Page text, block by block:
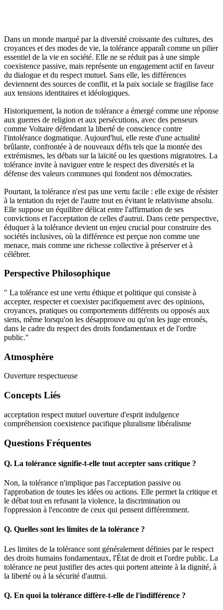
Dans un monde marqué par la diversité croissante des cultures, des
croyances et des modes de vie, la tolérance apparaît comme un pilier
essentiel de la vie en société. Elle ne se réduit pas à une simple
coexistence passive, mais représente un engagement actif en faveur
du dialogue et du respect mutuel. Sans elle, les différences
deviennent des sources de conflit, et la paix sociale se fragilise face
aux tensions identitaires et idéologiques.
Historiquement, la notion de tolérance a émergé comme une réponse
aux guerres de religion et aux persécutions, avec des penseurs
comme Voltaire défendant la liberté de conscience contre
l'intolérance dogmatique. Aujourd'hui, elle reste d'une actualité
brûlante, confrontée à de nouveaux défis tels que la montée des
extrémismes, les débats sur la laïcité ou les questions migratoires. La
tolérance invite à naviguer entre le respect des diversités et la
défense des valeurs communes qui fondent nos démocraties.
Pourtant, la tolérance n'est pas une vertu facile : elle exige de résister
à la tentation du rejet de l'autre tout en évitant le relativisme absolu.
Elle suppose un équilibre délicat entre l'affirmation de ses
convictions et l'acceptation de celles d'autrui. Dans cette perspective,
éduquer à la tolérance devient un enjeu crucial pour construire des
sociétés inclusives, où la différence est perçue non comme une
menace, mais comme une richesse collective à préserver et à
célébrer.
Perspective Philosophique
" La tolérance est une vertu éthique et politique qui consiste à
accepter, respecter et coexister pacifiquement avec des opinions,
croyances, pratiques ou comportements différents ou opposés aux
siens, même lorsqu'on les désapprouve ou qu'on les juge erronés,
dans le cadre du respect des droits fondamentaux et de l'ordre
public."
Atmosphère
Ouverture respectueuse
Concepts Liés
acceptation respect mutuel ouverture d'esprit indulgence
compréhension coexistence pacifique pluralisme libéralisme
Questions Fréquentes
Q. La tolérance signifie-t-elle tout accepter sans critique ?
Non, la tolérance n'implique pas l'acceptation passive ou
l'approbation de toutes les idées ou actions. Elle permet la critique et
le débat tout en refusant la violence, la discrimination ou
l'oppression à l'encontre de ceux qui pensent différemment.
Q. Quelles sont les limites de la tolérance ?
Les limites de la tolérance sont généralement définies par le respect
des droits humains fondamentaux, l'État de droit et l'ordre public. La
tolérance ne peut justifier des actes qui portent atteinte à la dignité, à
la liberté ou à la sécurité d'autrui.
Q. En quoi la tolérance diffère-t-elle de l'indifférence ?